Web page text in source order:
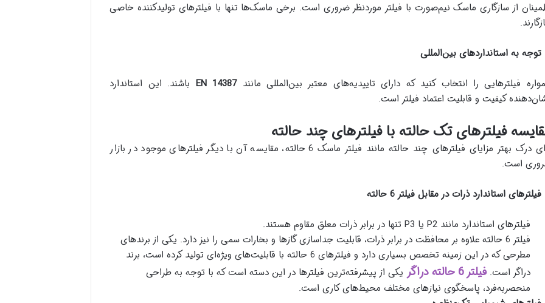
از سازگاری ماسک نیم‌صورت با فیلتر موردنظر ضروری است. برخی ماسک‌ها تنها با فیلترهای تولیدکننده خاصی
فیلترهایی را انتخاب کنید که دارای تاییدیه‌های معتبر بین‌المللی مانندEN 14387 باشند. این استاندارد
کیفیت و قابلیت اعتماد فیلتر است.
فیلترهای تک حالته با فیلترهای چند حالته
برای درک بهتر مزایای فیلترهای چند حالته مانند فیلتر ماسک 6 حالته، مقایسه آن با دیگر فیلترهای موجود در بازار
است.
فیلترهای استاندارد مانند P2 یا P3 تنها در برابر ذرات معلق مقاوم هستند.
فیلتر 6 حالته علاوه بر محافظت در برابر ذرات، قابلیت جداسازی گازها و بخارات سمی را نیز دارد. یکی از برندهای
مطرحی که در این زمینه تخصص بسیاری دارد و فیلترهای 6 حالته با قابلیت‌های ویژه‌ای تولید کرده است، برند
دراگر است.فیلتر 6 حالته دراگر
یکی از پیشرفته‌ترین فیلترها در این دسته است که با توجه به طراحی
منحصربه‌فرد، پاسخگوی نیازهای مختلف محیط‌های کاری است.